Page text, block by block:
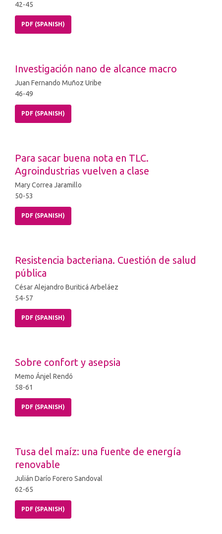
42-45
PDF (SPANISH)
Investigación nano de alcance macro
Juan Fernando Muñoz Uribe
46-49
PDF (SPANISH)
Para sacar buena nota en TLC.
Agroindustrias vuelven a clase
Mary Correa Jaramillo
50-53
PDF (SPANISH)
Resistencia bacteriana. Cuestión de salud
pública
César Alejandro Buriticá Arbeláez
54-57
PDF (SPANISH)
Sobre confort y asepsia
Memo Ánjel Rendó
58-61
PDF (SPANISH)
Tusa del maíz: una fuente de energía
renovable
Julián Darío Forero Sandoval
62-65
PDF (SPANISH)